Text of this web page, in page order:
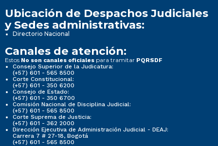
Ubicación de Despachos Judiciales
y Sedes administrativas:
Directorio Nacional
Canales de atención:
Estos No son canales oficiales para tramitar PQRSDF
Consejo Superior de la Judicatura:
(+57) 601 - 565 8500
Corte Constitucional:
(+57) 601 - 350 6200
Consejo de Estado:
(+57) 601 - 350 6700
Comisión Nacional de Disciplina Judicial:
(+57) 601 - 565 8500
Corte Suprema de Justicia:
(+57) 601 - 362 2000
Dirección Ejecutiva de Administración Judicial - DEAJ:
Carrera 7 # 27-18, Bogotá
(+57) 601 - 565 8500